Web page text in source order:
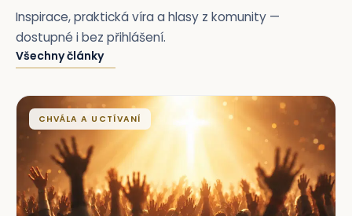
Inspirace, praktická víra a hlasy z komunity —
dostupné i bez přihlášení.
Všechny články
CHVÁLA A UCTÍVANÍ